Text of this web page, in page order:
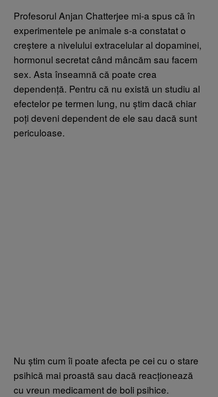
Profesorul Anjan Chatterjee mi-a spus că în
experimentele pe animale s-a constatat o
creștere a nivelului extracelular al dopaminei,
hormonul secretat când mâncăm sau facem
sex. Asta înseamnă că poate crea
dependență. Pentru că nu există un studiu al
efectelor pe termen lung, nu știm dacă chiar
poți deveni dependent de ele sau dacă sunt
periculoase.
Nu știm cum îi poate afecta pe cei cu o stare
psihică mai proastă sau dacă reacționează
cu vreun medicament de boli psihice.